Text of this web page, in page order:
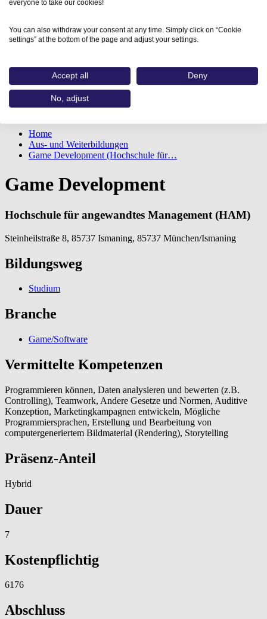
Home
Aus- und Weiterbildungen
Game Development (Hochschule für…
Game Development
Hochschule für angewandtes Management (HAM)
Steinheilstraße 8, 85737 Ismaning, 85737 München/Ismaning
Bildungsweg
Studium
Branche
Game/Software
Vermittelte Kompetenzen
Programmieren können, Daten analysieren und bewerten (z.B.
Controlling), Teamwork, Andere Gesetze und Normen, Auditive
Konzeption, Marketingkampagnen entwickeln, Mögliche
Programmiersprachen, Erstellung und Bearbeitung von
computergeneriertem Bildmaterial (Rendering), Storytelling
Präsenz-Anteil
Hybrid
Dauer
7
Kostenpflichtig
6176
Abschluss
everyone to take our cookies!
You can also withdraw your consent at any time. Simply click on “Cookie
settings” at the bottom of the page and adjust your settings.
Accept all Deny
No, adjust